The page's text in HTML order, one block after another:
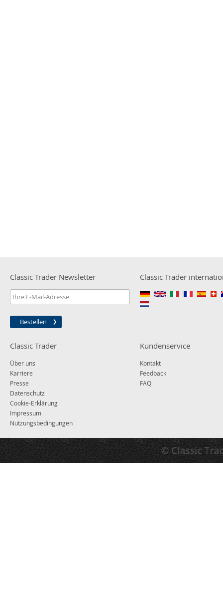
Classic Trader Newsletter
Bestellen
Classic Trader
Classic Trader
Über uns
Karriere
Presse
Datenschutz
Cookie-Erklärung
Impressum
Nutzungsbedingungen
Kundenservice
Kontakt
Feedback
FAQ